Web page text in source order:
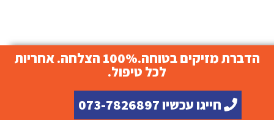
הדברת מזיקים בטוחה.100% הצלחה. אחריות
לכל טיפול.
חייגו עכשיו 073-7826897